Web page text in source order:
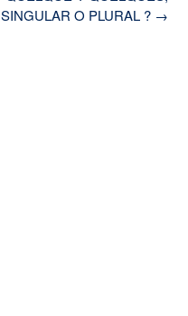
SINGULAR O PLURAL ? →